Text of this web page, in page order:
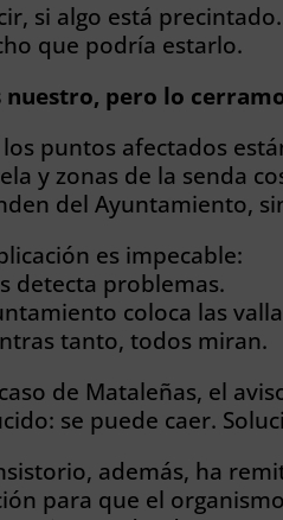
si algo está
que podría estarlo.
nuestro, pero lo
puntos afectados
y zonas de la senda
del Ayuntamiento,
es impecable:
detecta problemas.
coloca las
tanto, todos miran.
de Mataleñas, el
se puede caer.
además, ha
para que el